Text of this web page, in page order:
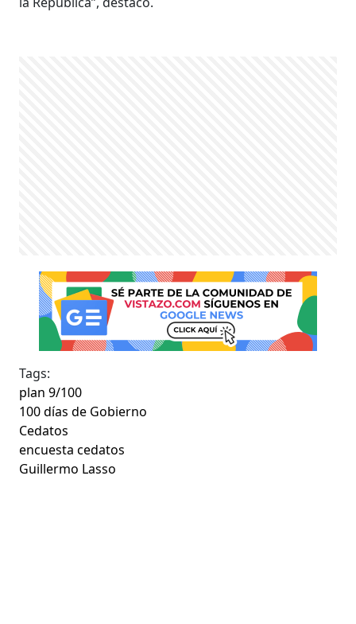
Tags:
plan 9/100
100 días de Gobierno
Cedatos
encuesta cedatos
Guillermo Lasso